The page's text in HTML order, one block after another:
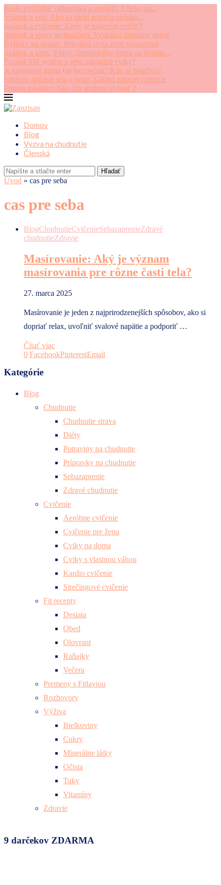
Kedy vyhľadať odborníka a pomôžu ti lieky na...
Spánok a vek: Ako sa mení potreba spánku...
Spánok a cvičenie: Kedy je najlepšie cvičiť?
Spánok a vplyv technológii: Vyskúšaj digitálny detox
Bylinky na spanie: Prírodná cesta proti nespavosti
Spánok a stres: Vplyv chronického stresu na kvalitu...
Poznáš SM systém a jeho základné cviky?
Je karobová guma (ne)bezpečná? Kde sa používa?
Správne držanie tela v sede: Základ zdravej chrbtice
Fitness topánky: Ako ich správne vybrať ?
Domov
Blog
Výzva na chudnutie
Členská
Hľadať
Úvod » cas pre seba
cas pre seba
BlogChudnutieCvičenieSebazaprenieZdravé
chudnutieZdravie
Masírovanie: Aký je význam
masírovania pre rôzne časti tela?
27. marca 2025
Masírovanie je jeden z najprirodzenejších spôsobov, ako si
dopriať relax, uvoľniť svalové napätie a podporiť …
Čítať viac
0 FacebookPinterestEmail
Kategórie
Blog
Chudnutie
Chudnutie strava
Diéty
Potraviny na chudnutie
Prípravky na chudnutie
Sebazaprenie
Zdravé chudnutie
Cvičenie
Aeróbne cvičenie
Cvičenie pre ženu
Cviky na doma
Cviky s vlastnou váhou
Kardio cvičenie
Strečingové cvičenie
Fit recepty
Desiata
Obed
Olovrant
Raňajky
Večera
Premeny s Fitlaviou
Rozhovory
Výživa
Bielkoviny
Cukry
Minerálne látky
Očista
Tuky
Vitamíny
Zdravie
9 darčekov ZDARMA